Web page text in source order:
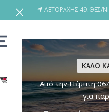
ΚΑΛΟ
Από την Πέμπτη 06/
για
ΑΕΤΟΡΑΧΗΣ 49, ΘΕΣ/